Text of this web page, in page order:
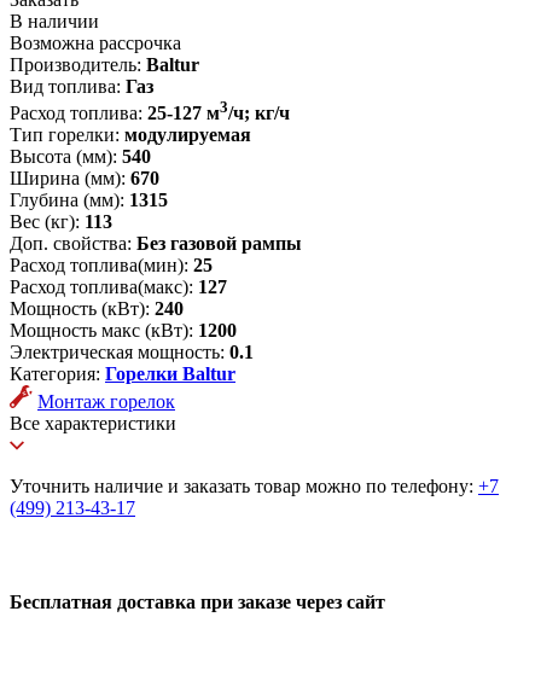
В наличии
Возможна рассрочка
Производитель: Baltur
Вид топлива: Газ
Расход топлива: 25-127 м3/ч; кг/ч
Тип горелки: модулируемая
Высота (мм): 540
Ширина (мм): 670
Глубина (мм): 1315
Вес (кг): 113
Доп. свойства: Без газовой рампы
Расход топлива(мин): 25
Расход топлива(макс): 127
Мощность (кВт): 240
Мощность макс (кВт): 1200
Электрическая мощность: 0.1
Категория: Горелки Baltur
Монтаж горелок
Все характеристики
Уточнить наличие и заказать товар можно по телефону: +7
(499) 213-43-17
Бесплатная доставка при заказе через сайт